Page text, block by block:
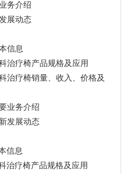
业务介绍
新发展动态
本信息
牙科治疗椅产品规格及应用
要业务介绍
新发展动态
本信息
牙科治疗椅产品规格及应用